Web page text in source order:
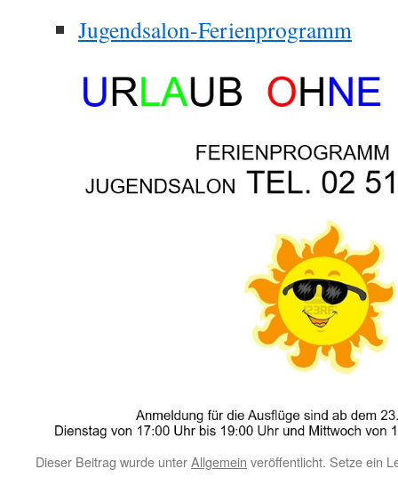
Jugendsalon-Ferienprogramm
Dieser Beitrag wurde unterAllgemein veröffentlicht. Setze ein